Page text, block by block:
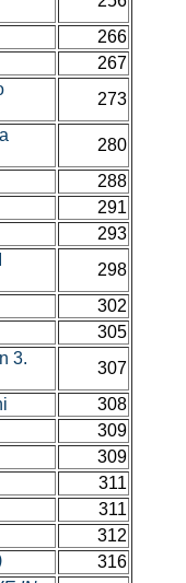
266
267
273
280
288
291
293
298
302
305
3.
307
308
309
309
311
311
312
316